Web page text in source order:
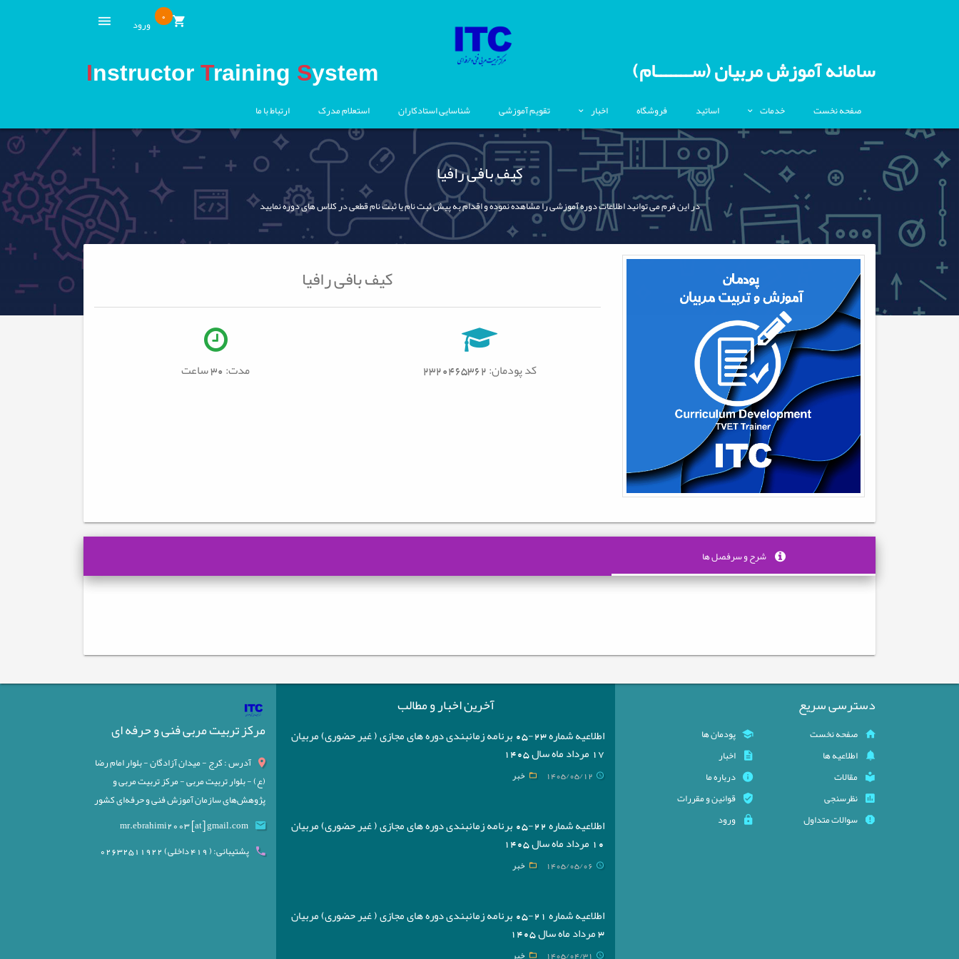
0 ورود
سامانه آموزش مربیان (ســـــــام) Instructor Training System
صفحه نخست خدمات اساتید فروشگاه اخبار تقویم آموزشی شناسایی استادکاران استعلام مدرک ارتباط با ما
کیف بافی رافیا
در این فرم می توانید اطلاعات دوره آموزشی را مشاهده نموده و اقدام به پیش ثبت نام یا ثبت نام قطعی در کلاس های دوره نمایید
کیف بافی رافیا
کد پودمان: 2320465362 مدت: 30 ساعت
شرح و سرفصل ها
دسترسی سریع
صفحه نخست
پودمان ها
اطلاعیه ها
اخبار
مقالات
درباره ما
نظرسنجی
قوانین و مقررات
سوالات متداول
ورود
آخرین اخبار و مطالب
اطلاعیه شماره 23-05 برنامه زمانبندی دوره های مجازی ( غیر حضوری) مربیان
17 مرداد ماه سال 1405
1405/05/12 خبر
اطلاعیه شماره 22-05 برنامه زمانبندی دوره های مجازی ( غیر حضوری) مربیان
10 مرداد ماه سال 1405
1405/05/06 خبر
اطلاعیه شماره 21-05 برنامه زمانبندی دوره های مجازی ( غیر حضوری) مربیان
3 مرداد ماه سال 1405
1405/04/31 خبر
مرکز تربیت مربی فنی و حرفه ای
آدرس : کرج - میدان آزادگان - بلوار امام رضا
(ع) - بلوار تربیت مربی - مرکز تربیت مربی و
پژوهش‌های سازمان آموزش فنی و حرفه‌ای کشور
mr.ebrahimi2003 [at] gmail.com
پشتیبانی: ( 419 داخلی) 02632511922